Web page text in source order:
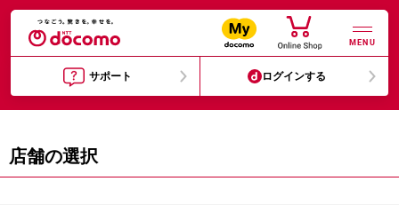
MENU
サポート ログインする
店舗の選択